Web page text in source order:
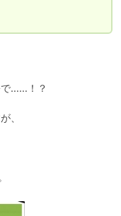
で……！？
、